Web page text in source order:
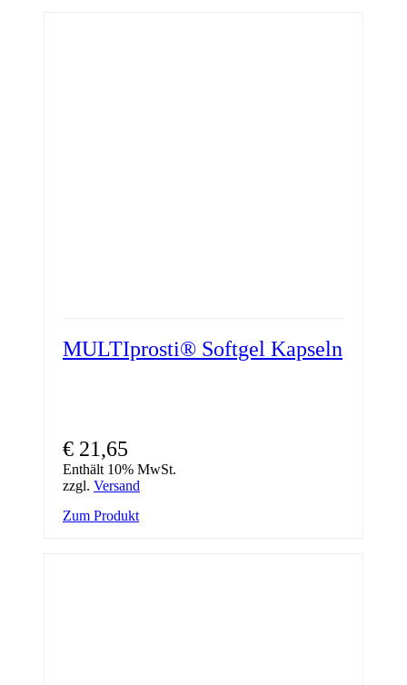
MULTIprosti® Softgel Kapseln
€ 21,65
Enthält 10% MwSt.
zzgl. Versand
Zum Produkt